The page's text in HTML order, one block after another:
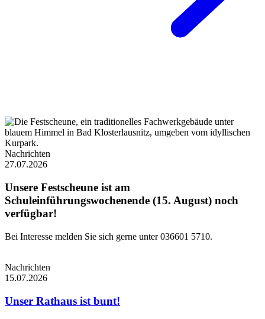
Nachrichten
27.07.2026
Unsere Festscheune ist am
Schuleinführungswochenende (15. August) noch
verfügbar!
Bei Interesse melden Sie sich gerne unter 036601 5710.
Nachrichten
15.07.2026
Unser Rathaus ist bunt!